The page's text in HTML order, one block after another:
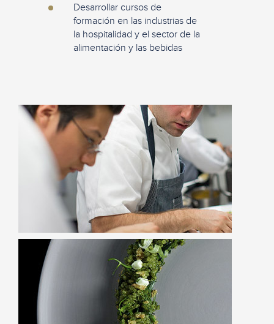
Desarrollar cursos de
formación en las industrias de
la hospitalidad y el sector de la
alimentación y las bebidas